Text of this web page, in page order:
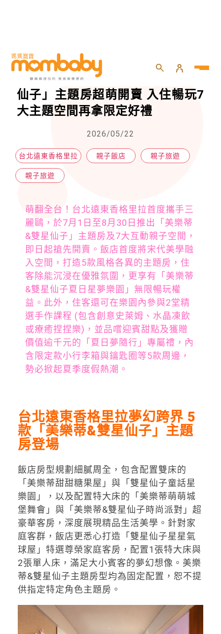
HOME 親子 親子旅遊
台北遠東香格里拉「美樂蒂&雙星
仙子」主題房超萌開賣 入住暢玩7
大主題空間再拿限定好禮
2026/05/22
台北遠東香格里拉 親子飯店 親子旅遊
親子旅遊
萌翻全台！台北遠東香格里拉首度攜手三
麗鷗，於7月1日至8月30日推出「美樂蒂
&雙星仙子」主題房及7大互動親子空間，
即日起搶先開賣。飯店首度將宋代美學融
入空間，打造5款風格各異的主題房，住
客除能沉浸在優雅氛圍，更享有「美樂蒂
&雙星仙子夏日星夢樂園」無限暢玩權
益。此外，住客還可在樂園內參與2堂精
選手作課程 (包含創意史萊姆、水晶凍飲
或療癒捏捏樂)，並品嚐迎賓甜點及獲贈
價值逾千元的「夏日夢隨行」專屬禮，內
含限定款小行李箱與鑰匙圈等5款周邊，
勢必掀起夏季度假熱潮。
台北遠東香格里拉夢幻跨界5
款「美樂蒂&雙星仙子」主題
房登場
飯店房型規劃細膩周全，包含配置雙床的
「美樂蒂甜甜糖果屋」與「雙星仙子童話星
樂園」，以及配置特大床的「美樂蒂萌萌城
堡舞會」與「美樂蒂&雙星仙子時尚派對」超
豪華客房，深度展現精品生活美學。針對家
庭客群，飯店更悉心打造「雙星仙子星星氣
球屋」特選尊榮家庭客房，配置1張特大床與
2張單人床，滿足大小賓客的夢幻想像。美樂
蒂&雙星仙子主題房型均為固定配置，恕不提
供指定特定角色主題房。